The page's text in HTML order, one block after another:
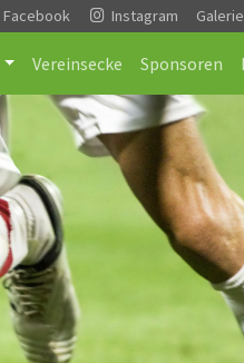
Facebook Instagram Galerie
Vereinsecke Sponsoren